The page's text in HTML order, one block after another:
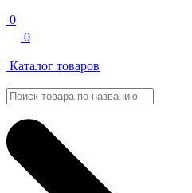
0
0
Каталог товаров